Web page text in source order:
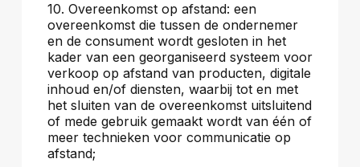
10. Overeenkomst op afstand: een
overeenkomst die tussen de ondernemer
en de consument wordt gesloten in het
kader van een georganiseerd systeem voor
verkoop op afstand van producten, digitale
inhoud en/of diensten, waarbij tot en met
het sluiten van de overeenkomst uitsluitend
of mede gebruik gemaakt wordt van één of
meer technieken voor communicatie op
afstand;